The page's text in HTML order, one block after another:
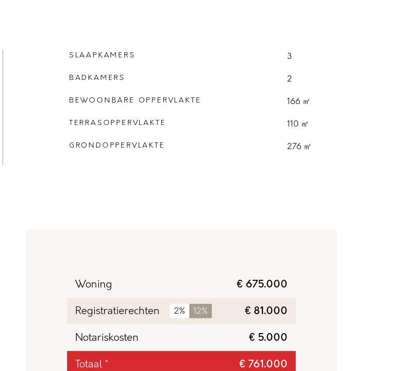
SLAAPKAMERS 3
BADKAMERS 2
BEWOONBARE OPPERVLAKTE 166 ㎡
TERRASOPPERVLAKTE 110 ㎡
GRONDOPPERVLAKTE 276 ㎡
Woning
€ 675.000
Registratierechten
2% 12%
€ 81.000
Notariskosten
€ 5.000
Totaal *
€ 761.000